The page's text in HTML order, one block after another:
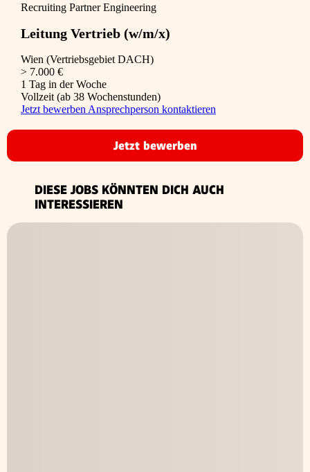
Recruiting Partner Engineering
Leitung Vertrieb (w/m/x)
Wien (Vertriebsgebiet DACH)
> 7.000 €
1 Tag in der Woche
Vollzeit (ab 38 Wochenstunden)
Jetzt bewerben Ansprechperson kontaktieren
Jetzt bewerben
DIESE JOBS KÖNNTEN DICH AUCH
INTERESSIEREN